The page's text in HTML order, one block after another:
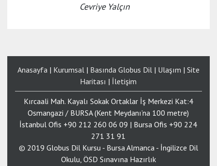
Cevriye Yalçın
Anasayfa | Kurumsal | Basında Globus Dil | Ulaşım | Site
Haritası | İletişim
Kırcaali Mah. Kayalı Sokak Ortaklar İş Merkezi Kat:4
Osmangazi / BURSA (Kent Meydanı’na 100 metre)
İstanbul Ofis +90 212 260 06 09 | Bursa Ofis +90 224
271 31 91
© 2019 Globus Dil Kursu - Bursa Almanca - İngilizce Dil
Okulu, ÖSD Sınavına Hazırlık